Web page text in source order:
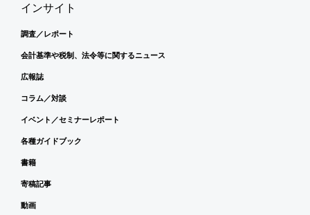
インサイト
調査／レポート
会計基準や税制、法令等に関するニュース
広報誌
コラム／対談
イベント／セミナーレポート
各種ガイドブック
書籍
寄稿記事
動画